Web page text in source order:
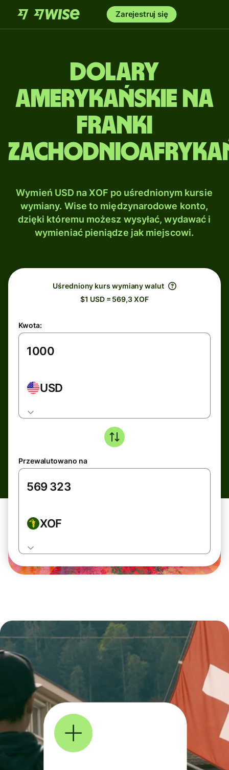
Zarejestruj się
Dolary
amerykańskie na
Franki
Wymień USD na XOF po uśrednionym kursie
wymiany. Wise to międzynarodowe konto,
dzięki któremu możesz wysyłać, wydawać i
wymieniać pieniądze jak miejscowi.
Uśredniony kurs wymiany walut
$1 USD = 569,3 XOF
Kwota:
USD
Przewalutowano na
XOF